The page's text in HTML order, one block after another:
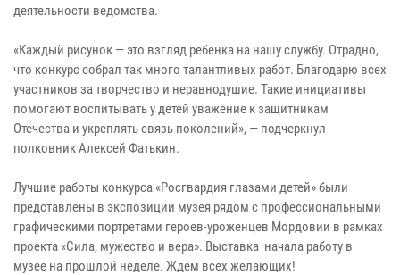
деятельности ведомства.
«Каждый рисунок — это взгляд ребенка на нашу службу. Отрадно,
что конкурс собрал так много талантливых работ. Благодарю всех
участников за творчество и неравнодушие. Такие инициативы
помогают воспитывать у детей уважение к защитникам
Отечества и укреплять связь поколений», — подчеркнул
полковник Алексей Фатькин.
Лучшие работы конкурса «Росгвардия глазами детей» были
представлены в экспозиции музея рядом с профессиональными
графическими портретами героев-уроженцев Мордовии в рамках
проекта «Сила, мужество и вера». Выставка начала работу в
музее на прошлой неделе. Ждем всех желающих!